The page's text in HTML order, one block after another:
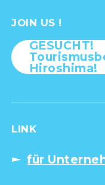
JOIN US !
GESUCHT!
Hiroshima!
LINK
für